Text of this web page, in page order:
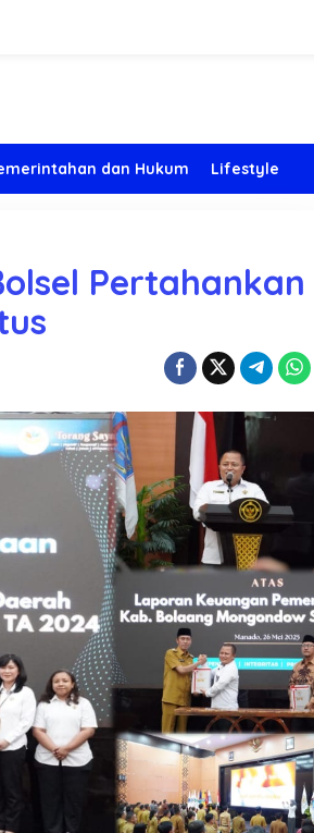
dan Hukum Lifestyle
Pertahankan